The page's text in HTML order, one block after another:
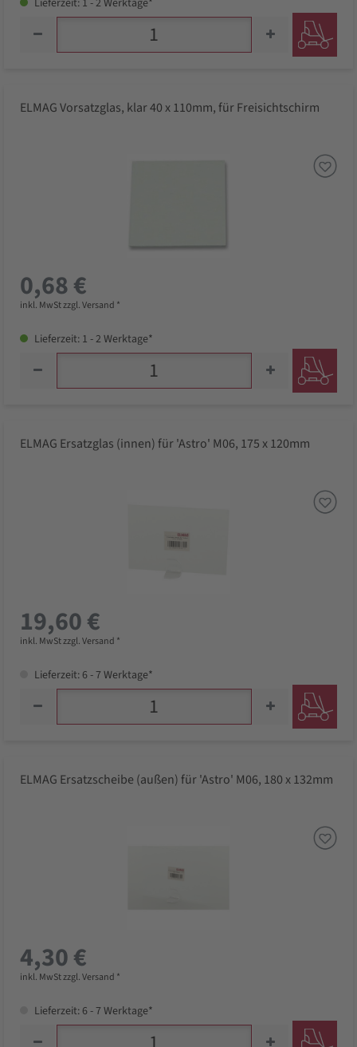
Lieferzeit: 1 - 2 Werktage*
ELMAG Vorsatzglas, klar 40 x 110mm, für Freisichtschirm
0,68 €
inkl. MwSt zzgl. Versand *
Lieferzeit: 1 - 2 Werktage*
ELMAG Ersatzglas (innen) für 'Astro' M06, 175 x 120mm
19,60 €
inkl. MwSt zzgl. Versand *
Lieferzeit: 6 - 7 Werktage*
ELMAG Ersatzscheibe (außen) für 'Astro' M06, 180 x 132mm
4,30 €
inkl. MwSt zzgl. Versand *
Lieferzeit: 6 - 7 Werktage*